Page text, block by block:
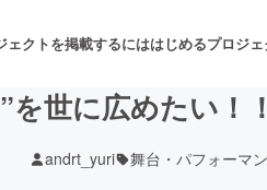
ェクトを掲載するにははじめるプロジ
を世に広めたい！
andrt_yuri 舞台・パフォーマ